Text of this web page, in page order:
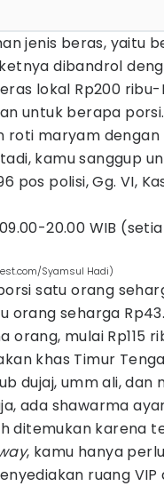
jenis beras, yaitu
dibandrol
lokal Rp200
untuk berapa
roti maryam
kamu sanggup
pos polisi, Gg. VI,
20.00 WIB
Syamsul Hadi)
satu orang
orang seharga
orang, mulai Rp115
khas Timur
dujaj, umm ali, dan
ada shawarma
ditemukan karena
, kamu hanya
ruang VIP